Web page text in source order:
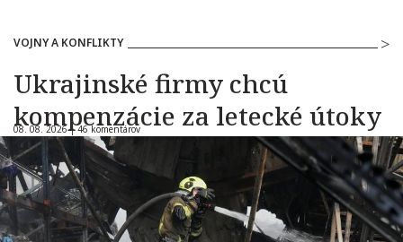
VOJNY A KONFLIKTY
Ukrajinské firmy chcú
kompenzácie za letecké útoky
08. 08. 2026 |46 komentárov